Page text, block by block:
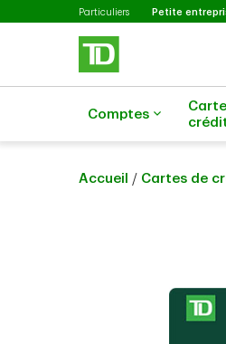
Passer au contenu principal
Particuliers Petite
Comptes
Accueil / Cartes de